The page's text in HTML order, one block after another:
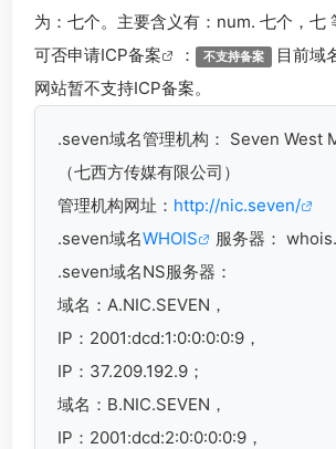
为：七个。主要含义有：num. 七个，七
可否申请ICP备案 ： 不支持备案 目前域
网站暂不支持ICP备案。
.seven域名管理机构： Seven West
（七西方传媒有限公司）
管理机构网址： http://nic.seven/
.seven域名WHOIS
服务器：
.seven域名NS服务器：
域名：A.NIC.SEVEN，
IP：2001:dcd:1:0:0:0:0:9，
IP：37.209.192.9；
域名：B.NIC.SEVEN，
IP：2001:dcd:2:0:0:0:0:9，